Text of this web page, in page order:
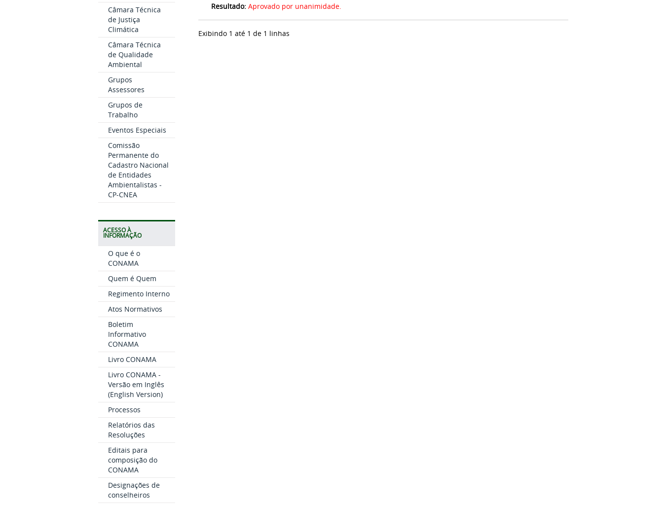
Câmara Técnica
de Justiça
Climática
Câmara Técnica
de Qualidade
Ambiental
Grupos
Assessores
Grupos de
Trabalho
Eventos Especiais
Comissão
Permanente do
Cadastro Nacional
de Entidades
Ambientalistas -
CP-CNEA
ACESSO À
INFORMAÇÃO
O que é o
CONAMA
Quem é Quem
Regimento Interno
Atos Normativos
Boletim
Informativo
CONAMA
Livro CONAMA
Livro CONAMA -
Versão em Inglês
(English Version)
Processos
Relatórios das
Resoluções
Editais para
composição do
CONAMA
Designações de
conselheiros
Resultado: Aprovado por unanimidade.
Exibindo 1 até 1 de 1 linhas